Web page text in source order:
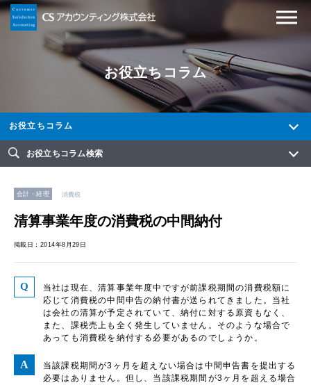
お役立ちコラム
お役立ちコラム
お役立ちコラム検索
会計・経理 消費税
清算事業年度の消費税の中間納付
掲載日：2014年8月29日
当社は現在、清算事業年度中ですが前課税期間の消費税額に
応じて消費税の中間申告の納付書が送られてきました。当社
は会社の清算が予定されていて、納付に対する原資もなく、
また、課税売上も全く発生していません。そのような場合で
あっても消費税を納付する必要があるのでしょうか。
当該課税期間が3ヶ月を超えない場合は中間申告書を提出する
必要はありません。但し、当該課税期間が3ヶ月を超える場合